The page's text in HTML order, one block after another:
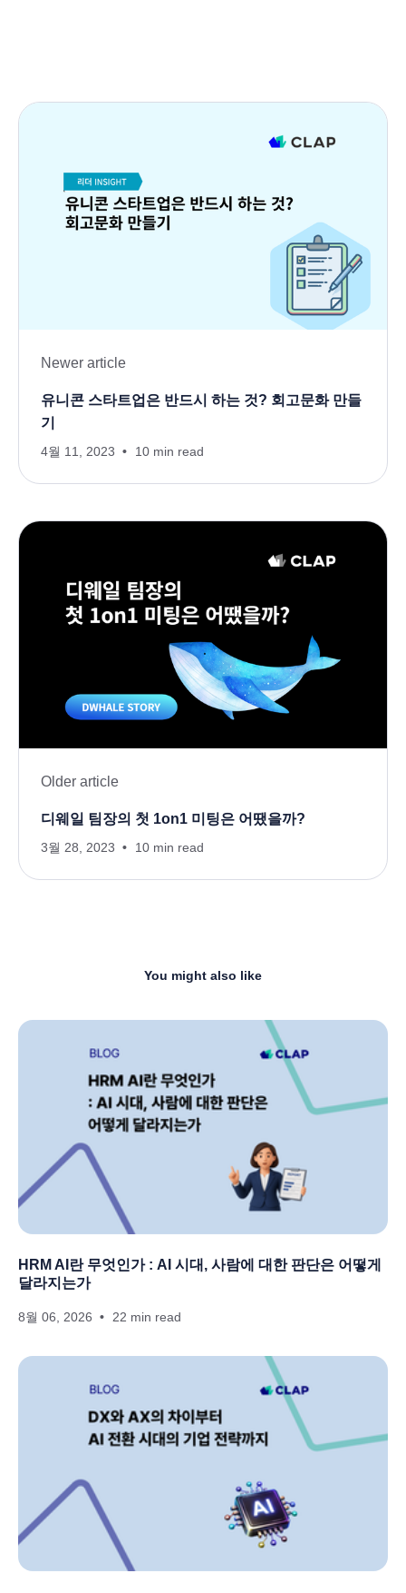
Newer article
유니콘 스타트업은 반드시 하는 것? 회고문화 만들
기
4월 11, 2023 10 min read
Older article
디웨일 팀장의 첫 1on1 미팅은 어땠을까?
3월 28, 2023 10 min read
You might also like
HRM AI란 무엇인가 : AI 시대, 사람에 대한 판단은 어떻게
달라지는가
8월 06, 2026 22 min read